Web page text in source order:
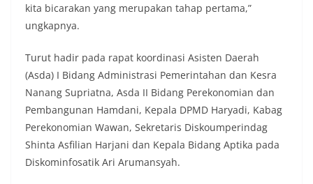
kita bicarakan yang merupakan tahap pertama,”
ungkapnya.
Turut hadir pada rapat koordinasi Asisten Daerah
(Asda) I Bidang Administrasi Pemerintahan dan Kesra
Nanang Supriatna, Asda II Bidang Perekonomian dan
Pembangunan Hamdani, Kepala DPMD Haryadi, Kabag
Perekonomian Wawan, Sekretaris Diskoumperindag
Shinta Asfilian Harjani dan Kepala Bidang Aptika pada
Diskominfosatik Ari Arumansyah.